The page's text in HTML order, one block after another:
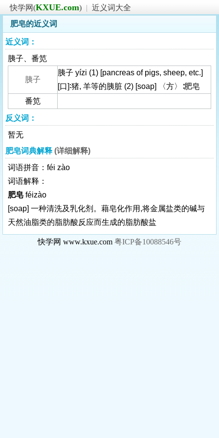
快学网(KXUE.com) | 近义词大全
肥皂的近义词
近义词：
胰子、番笕
胰子
胰子 yízi (1) [pancreas of pigs, sheep, etc.]
[口]∶猪, 羊等的胰脏 (2) [soap] 〈方〉∶肥皂
番笕
反义词：
暂无
肥皂词典解释 (详细解释)
词语拼音：féi zào
词语解释：
肥皂 féizào
[soap] 一种清洗及乳化剂。藉皂化作用,将金属盐类的碱与
天然油脂类的脂肪酸反应而生成的脂肪酸盐
快学网 www.kxue.com 粤ICP备10088546号